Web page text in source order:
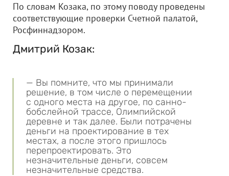
По словам Козака, по этому поводу проведены
соответствующие проверки Счетной палатой,
Росфиннадзором.
Дмитрий Козак:
— Вы помните, что мы принимали
решение, в том числе о перемещении
с одного места на другое, по санно-
бобслейной трассе, Олимпийской
деревне и так далее. Были потрачены
деньги на проектирование в тех
местах, а после этого пришлось
перепроектировать. Это
незначительные деньги, совсем
незначительные средства.